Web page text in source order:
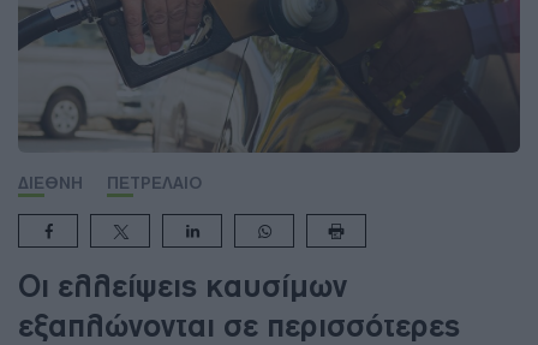
ΔΙΕΘΝΗ ΠΕΤΡΕΛΑΙΟ
Οι ελλείψεις καυσίμων
εξαπλώνονται σε περισσότερες